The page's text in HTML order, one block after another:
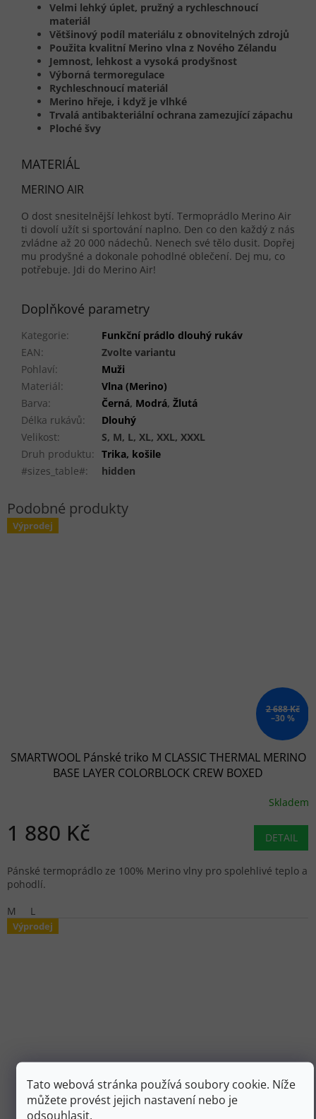
Tato webová stránka používá soubory cookie. Níže
můžete provést jejich nastavení nebo je
odsouhlasit.
Velmi lehký úplet, pružný a rychleschnoucí
materiál
Většinový podíl materiálu z obnovitelných zdrojů
Použita kvalitní Merino vlna z Nového Zélandu
Jemnost, lehkost a vysoká prodyšnost
Výborná termoregulace
Rychleschnoucí materiál
Merino hřeje, i když je vlhké
Trvalá antibakteriální ochrana zamezující zápachu
Ploché švy
MATERIÁL
MERINO AIR
O dost snesitelnější lehkost bytí. Termoprádlo Merino Air
ti dovolí užít si sportování naplno. Den co den každý z nás
zvládne až 20 000 nádechů. Nenech své tělo dusit. Dopřej
mu prodyšné a dokonale pohodlné oblečení. Dej mu, co
potřebuje. Jdi do Merino Air!
Doplňkové parametry
Kategorie:
Funkční prádlo dlouhý rukáv
EAN:
Zvolte variantu
Pohlaví:
Muži
Materiál:
Vlna (Merino)
Barva: Černá, Modrá, Žlutá
Délka rukávů:
Dlouhý
Velikost:
S, M, L, XL, XXL, XXXL
Druh produktu: Trika, košile
#sizes_table#: hidden
Výprodej
2 688 Kč
–30 %
SMARTWOOL Pánské triko M CLASSIC THERMAL MERINO
BASE LAYER COLORBLOCK CREW BOXED
Skladem
1 880 Kč DETAIL
Pánské termoprádlo ze 100% Merino vlny pro spolehlivé teplo a
pohodlí.
M
L
Výprodej